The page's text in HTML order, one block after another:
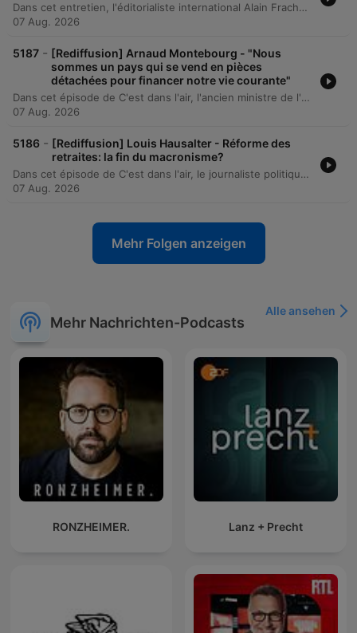
Dans cet entretien, l'éditorialiste international Alain Frachon analyse le dernier rapport annuel sur les menaces mondiales établi par les agences de renseignement américaines (CIA, FBI). L'expert souligne une politisation inédite des services de renseignement sous l'influence de la présidence américaine et décrit un paysage géopolitique marqué par la banalisation de la guerre, l'effondrement des accords de désarmement nucléaire et l'émergence de nouvelles menaces technologiques comme l'intelligence artificielle et l'informatique quantique. L'épisode explore également les tensions croissantes entre les États-Unis et l'Europe, ainsi que le soutien potentiel des services américains à des mouvements politiques populistes en Europe.
07 Aug. 2026
5187 - [Rediffusion] Arnaud Montebourg - "Nous
sommes un pays qui se vend en pièces
détachées pour financer notre vie courante"
Dans cet épisode de C'est dans l'air, l'ancien ministre de l'Économie Arnaud Montebourg analyse la situation critique des finances publiques françaises et la perte de confiance envers l'État. L'entretien explore les causes du déficit public et du déficit commercial, mettant en lumière le concept de « déficits jumeaux » qui fragilise la souveraineté nationale. L'invité aborde les enjeux de la désindustrialisation, citant la vente d'entreprises emblématiques comme Alstom ou Lafarge, et propose une réflexion sur la nécessité de relocaliser la production, notamment dans le secteur pharmaceutique. Le débat souligne l'importance de réorienter l'épargne française vers l'investissement productif national plutôt que vers les marchés étrangers.
07 Aug. 2026
5186 - [Rediffusion] Louis Hausalter - Réforme des
retraites: la fin du macronisme?
Dans cet épisode de C'est dans l'air, le journaliste politique Louis Osalter analyse la situation de crise traversée par Emmanuel Macron. À travers son ouvrage « La foudre et les cendres », il revient sur la descente aux enfers du président depuis la dissolution de l'Assemblée nationale, explorant les tensions avec ses propres troupes, notamment Gabriel Attal et Édouard Philippe. L'entretien aborde également la stratégie diplomatique du chef de l'État, son refus de renoncer au pouvoir malgré une impopularité marquée, et les spéculations entourant un éventuel retour politique en 2032.
07 Aug. 2026
Mehr Folgen anzeigen
Mehr Nachrichten-Podcasts
Alle ansehen
RONZHEIMER. Lanz + Precht